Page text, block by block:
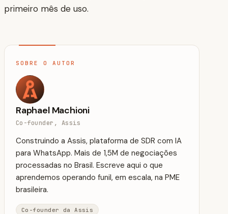
primeiro mês de uso.
SOBRE O AUTOR
Raphael Machioni
Co-founder, Assis
Construindo a Assis, plataforma de SDR com IA
para WhatsApp. Mais de 1,5M de negociações
processadas no Brasil. Escreve aqui o que
aprendemos operando funil, em escala, na PME
brasileira.
Co-founder da Assis